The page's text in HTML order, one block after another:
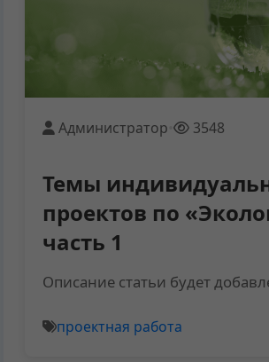
Администратор • 3548
Темы
проектов по
часть 1
Описание статьи будет
проектная работа